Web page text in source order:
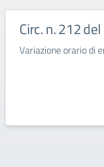
Circ. n. 212
Variazione orario di